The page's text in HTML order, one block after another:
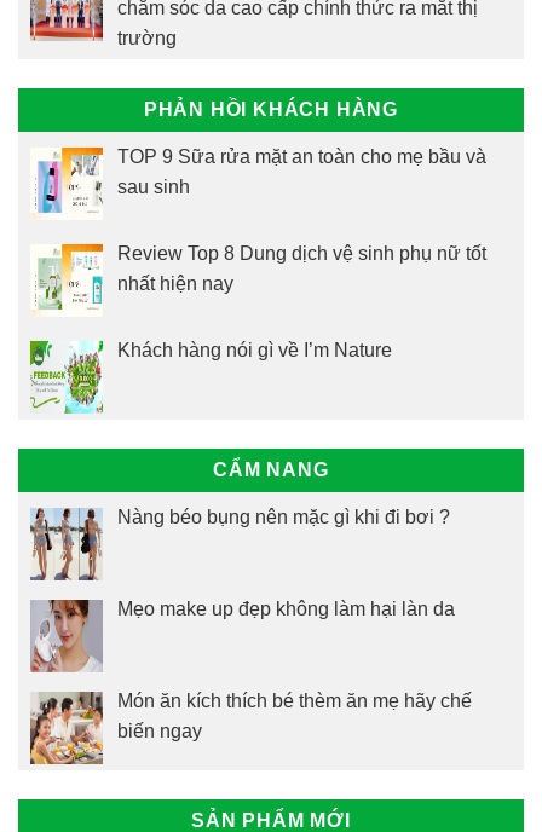
chăm sóc da cao cấp chính thức ra mắt thị
trường
PHẢN HỒI KHÁCH HÀNG
TOP 9 Sữa rửa mặt an toàn cho mẹ bầu và
sau sinh
Review Top 8 Dung dịch vệ sinh phụ nữ tốt
nhất hiện nay
Khách hàng nói gì về I’m Nature
CẨM NANG
Nàng béo bụng nên mặc gì khi đi bơi ?
Mẹo make up đẹp không làm hại làn da
Món ăn kích thích bé thèm ăn mẹ hãy chế
biến ngay
SẢN PHẨM MỚI